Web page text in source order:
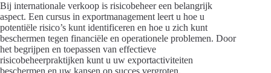
Bij internationale verkoop is risicobeheer een belangrijk
aspect. Een cursus in exportmanagement leert u hoe u
potentiële risico’s kunt identificeren en hoe u zich kunt
beschermen tegen financiële en operationele problemen. Door
het begrijpen en toepassen van effectieve
risicobeheerpraktijken kunt u uw exportactiviteiten